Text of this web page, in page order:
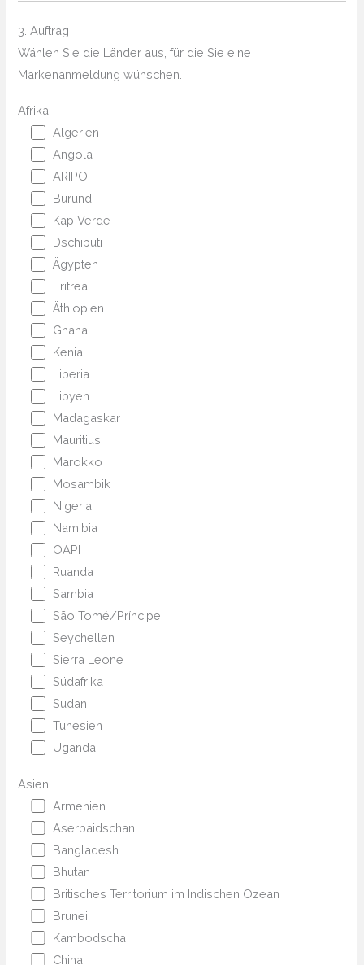
3. Auftrag
Wählen Sie die Länder aus, für die Sie eine
Markenanmeldung wünschen.
Afrika:
Algerien
Angola
ARIPO
Burundi
Kap Verde
Dschibuti
Ägypten
Eritrea
Äthiopien
Ghana
Kenia
Liberia
Libyen
Madagaskar
Mauritius
Marokko
Mosambik
Nigeria
Namibia
OAPI
Ruanda
Sambia
São Tomé/Príncipe
Seychellen
Sierra Leone
Südafrika
Sudan
Tunesien
Uganda
Asien:
Armenien
Aserbaidschan
Bangladesh
Bhutan
Britisches Territorium im Indischen Ozean
Brunei
Kambodscha
China